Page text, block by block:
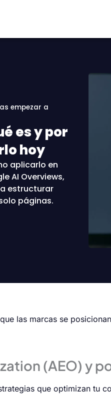
empezar a
es y por
hoy
aplicarlo en
AI Overviews,
estructurar
páginas.
las marcas se
(AEO) y
que optimizan tu